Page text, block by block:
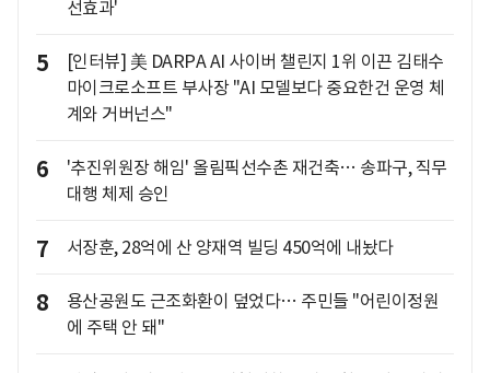
선효과'
5
[인터뷰] 美 DARPA AI 사이버 챌린지 1위 이끈 김태수
마이크로소프트 부사장 "AI 모델보다 중요한건 운영 체
계와 거버넌스"
6
'추진위원장 해임' 올림픽선수촌 재건축… 송파구, 직무
대행 체제 승인
7 서장훈, 28억에 산 양재역 빌딩 450억에 내놨다
8
용산공원도 근조화환이 덮었다… 주민들 "어린이정원
에 주택 안 돼"